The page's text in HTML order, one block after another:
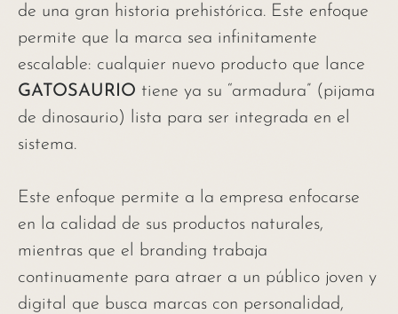
de una gran historia prehistórica. Este enfoque
permite que la marca sea infinitamente
escalable: cualquier nuevo producto que lance
GATOSAURIO tiene ya su “armadura” (pijama
de dinosaurio) lista para ser integrada en el
sistema.
Este enfoque permite a la empresa enfocarse
en la calidad de sus productos naturales,
mientras que el branding trabaja
continuamente para atraer a un público joven y
digital que busca marcas con personalidad,